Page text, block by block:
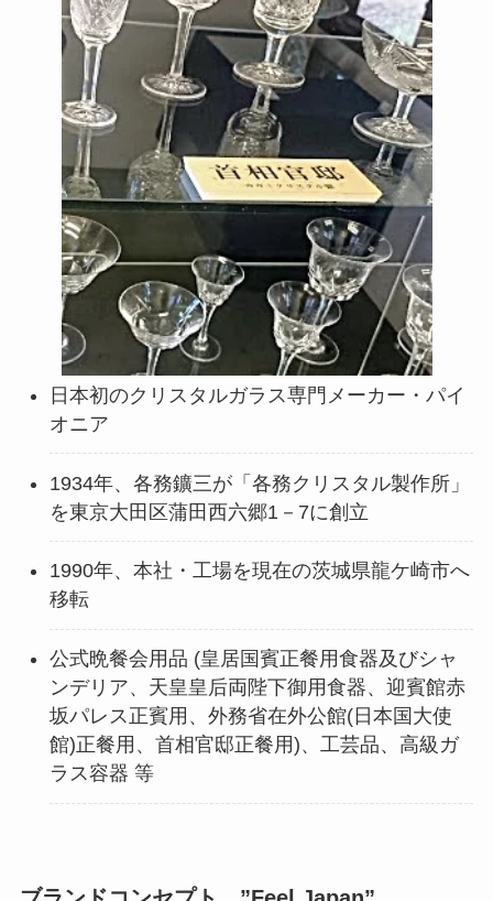
日本初のクリスタルガラス専門メーカー・パイ
オニア
1934年、各務鑛三が「各務クリスタル製作所」
を東京大田区蒲田西六郷1－7に創立
1990年、本社・工場を現在の茨城県龍ケ崎市へ
移転
公式晩餐会用品 (皇居国賓正餐用食器及びシャ
ンデリア、天皇皇后両陛下御用食器、迎賓館赤
坂パレス正賓用、外務省在外公館(日本国大使
館)正餐用、首相官邸正餐用)、工芸品、高級ガ
ラス容器 等